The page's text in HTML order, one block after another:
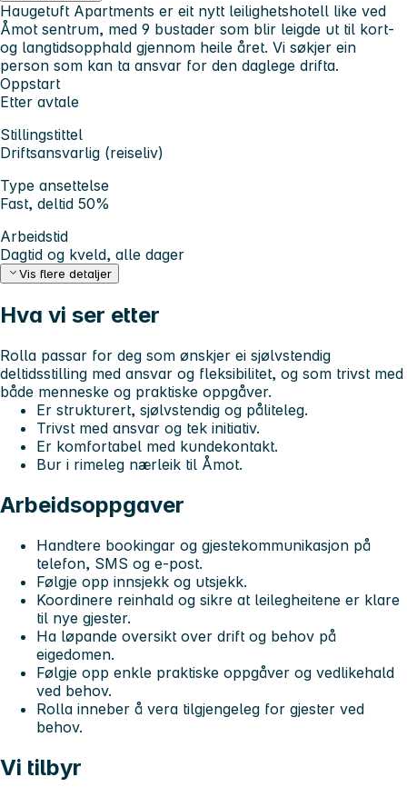
Haugetuft Apartments er eit nytt leilighetshotell like ved
Åmot sentrum, med 9 bustader som blir leigde ut til kort-
og langtidsopphald gjennom heile året. Vi søkjer ein
person som kan ta ansvar for den daglege drifta.
Oppstart
Etter avtale
Stillingstittel
Driftsansvarlig (reiseliv)
Type ansettelse
Fast, deltid 50%
Arbeidstid
Dagtid og kveld, alle dager
Vis flere detaljer
Hva vi ser etter
Rolla passar for deg som ønskjer ei sjølvstendig
deltidsstilling med ansvar og fleksibilitet, og som trivst med
både menneske og praktiske oppgåver.
Er strukturert, sjølvstendig og påliteleg.
Trivst med ansvar og tek initiativ.
Er komfortabel med kundekontakt.
Bur i rimeleg nærleik til Åmot.
Arbeidsoppgaver
Handtere bookingar og gjestekommunikasjon på
telefon, SMS og e-post.
Følgje opp innsjekk og utsjekk.
Koordinere reinhald og sikre at leilegheitene er klare
til nye gjester.
Ha løpande oversikt over drift og behov på
eigedomen.
Følgje opp enkle praktiske oppgåver og vedlikehald
ved behov.
Rolla inneber å vera tilgjengeleg for gjester ved
behov.
Vi tilbyr